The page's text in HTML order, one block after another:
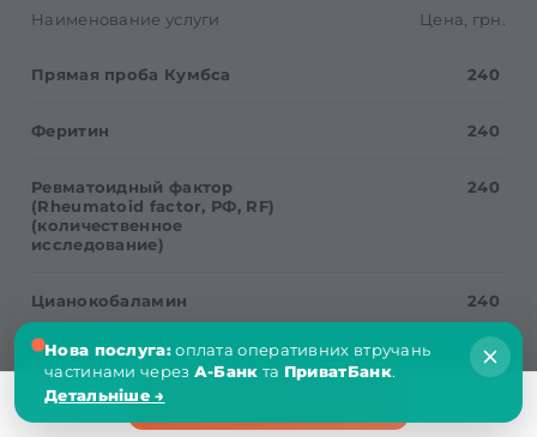
Наименование услуги Цена, грн.
Прямая проба Кумбса 240
Феритин 240
Ревматоидный фактор
(Rheumatoid factor, РФ, RF)
(количественное
исследование)
240
Цианокобаламин 240
Анализ мочи по Нечипоренко 470
Запись на консультацию
Нова послуга:оплата оперативних втручань
частинами через А-Банк та ПриватБанк.
Детальніше →